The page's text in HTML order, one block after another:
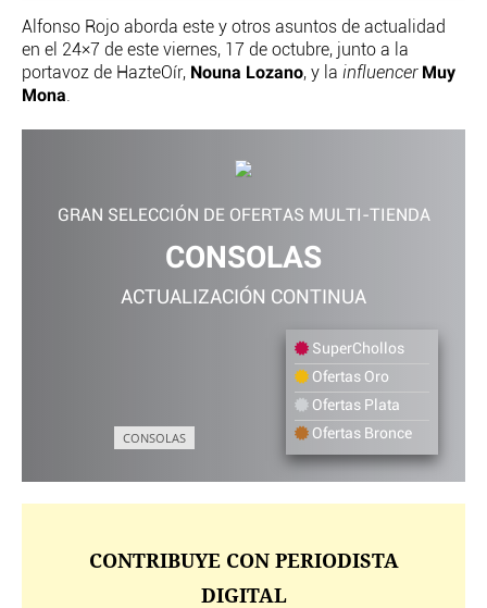
Alfonso Rojo aborda este y otros asuntos de actualidad
en el 24×7 de este viernes, 17 de octubre, junto a la
portavoz de HazteOír, Nouna Lozano, y la influencer Muy
Mona.
GRAN SELECCIÓN DE OFERTAS MULTI-TIENDA
CONSOLAS
ACTUALIZACIÓN CONTINUA
CONSOLAS
SuperChollos
Ofertas Oro
Ofertas Plata
Ofertas Bronce
CONTRIBUYE CON PERIODISTA
DIGITAL